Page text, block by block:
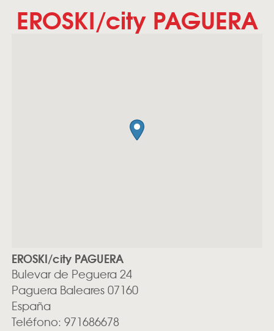
EROSKI/city PAGUERA
EROSKI/city PAGUERA
Bulevar de Peguera 24
Paguera Baleares07160
España
Teléfono: 971686678